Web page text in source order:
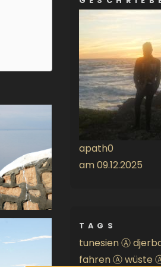
apath0
am09.12.2025
TAGS
tunesienⒶ
fahrenⒶwüste